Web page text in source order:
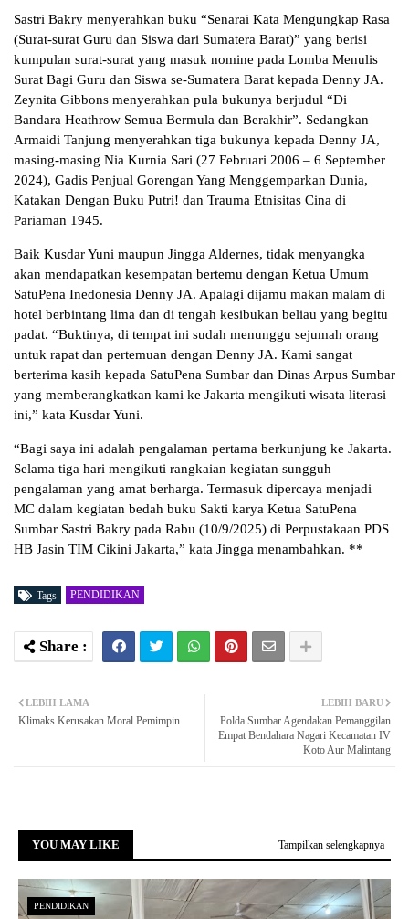
Sastri Bakry menyerahkan buku “Senarai Kata Mengungkap Rasa
(Surat-surat Guru dan Siswa dari Sumatera Barat)” yang berisi
kumpulan surat-surat yang masuk nomine pada Lomba Menulis
Surat Bagi Guru dan Siswa se-Sumatera Barat kepada Denny JA.
Zeynita Gibbons menyerahkan pula bukunya berjudul “Di
Bandara Heathrow Semua Bermula dan Berakhir”. Sedangkan
Armaidi Tanjung menyerahkan tiga bukunya kepada Denny JA,
masing-masing Nia Kurnia Sari (27 Februari 2006 – 6 September
2024), Gadis Penjual Gorengan Yang Menggemparkan Dunia,
Katakan Dengan Buku Putri! dan Trauma Etnisitas Cina di
Pariaman 1945.
Baik Kusdar Yuni maupun Jingga Aldernes, tidak menyangka
akan mendapatkan kesempatan bertemu dengan Ketua Umum
SatuPena Inedonesia Denny JA. Apalagi dijamu makan malam di
hotel berbintang lima dan di tengah kesibukan beliau yang begitu
padat. “Buktinya, di tempat ini sudah menunggu sejumah orang
untuk rapat dan pertemuan dengan Denny JA. Kami sangat
berterima kasih kepada SatuPena Sumbar dan Dinas Arpus Sumbar
yang memberangkatkan kami ke Jakarta mengikuti wisata literasi
ini,” kata Kusdar Yuni.
“Bagi saya ini adalah pengalaman pertama berkunjung ke Jakarta.
Selama tiga hari mengikuti rangkaian kegiatan sungguh
pengalaman yang amat berharga. Termasuk dipercaya menjadi
MC dalam kegiatan bedah buku Sakti karya Ketua SatuPena
Sumbar Sastri Bakry pada Rabu (10/9/2025) di Perpustakaan PDS
HB Jasin TIM Cikini Jakarta,” kata Jingga menambahkan. **
Tags PENDIDIKAN
LEBIH BARU
Polda Sumbar Agendakan Pemanggilan
Empat Bendahara Nagari Kecamatan IV
Koto Aur Malintang
LEBIH LAMA
Klimaks Kerusakan Moral Pemimpin
YOU MAY LIKE Tampilkan selengkapnya
PENDIDIKAN